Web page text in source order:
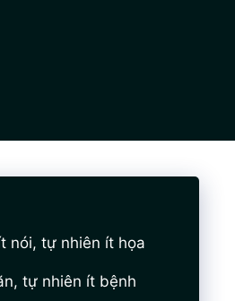
nói, tự nhiên ít họa
tự nhiên ít bệnh